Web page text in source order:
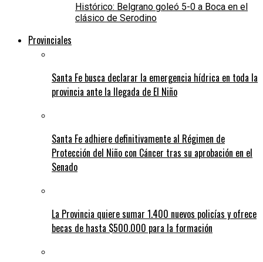
Histórico: Belgrano goleó 5-0 a Boca en el
clásico de Serodino
Provinciales
Santa Fe busca declarar la emergencia hídrica en toda la
provincia ante la llegada de El Niño
Santa Fe adhiere definitivamente al Régimen de
Protección del Niño con Cáncer tras su aprobación en el
Senado
La Provincia quiere sumar 1.400 nuevos policías y ofrece
becas de hasta $500.000 para la formación